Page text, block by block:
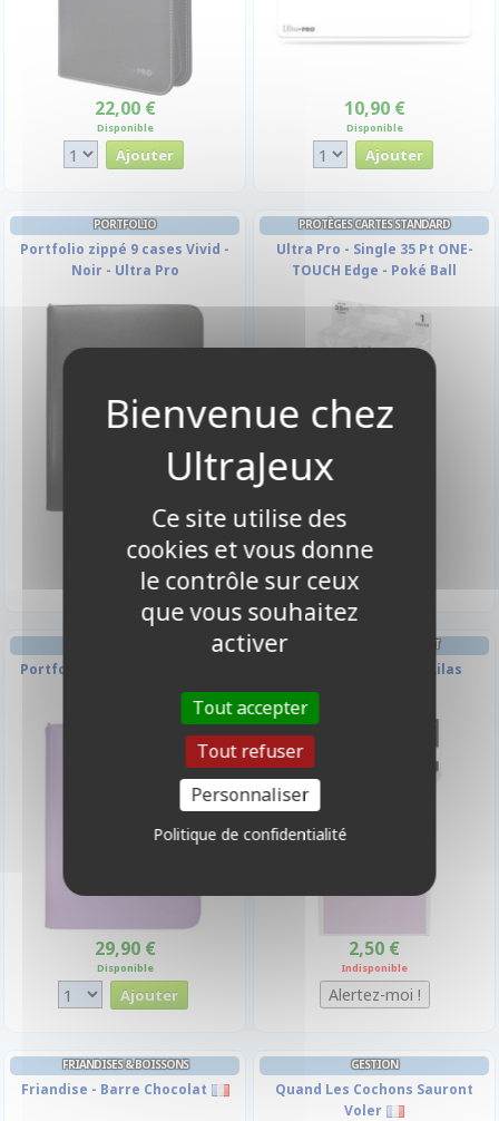
22,00 €
Disponible
10,90 €
Disponible
PORTFOLIO
Portfolio zippé 9 cases Vivid -
Noir - Ultra Pro
29,90 €
Disponible
PROTÈGES CARTES STANDARD
Ultra Pro - Single 35 Pt ONE-
TOUCH Edge - Poké Ball
Disponible
Portfolio zippé 9 cases Vivid -
Violet - Ultra Pro
29,90 €
Disponible
DECK BOX ET RANGEMENT
Deck Box Ultrapro - Lilas
2,50 €
Indisponible
FRIANDISES & BOISSONS
Friandise - Barre Chocolat
GESTION
Quand Les Cochons Sauront
Voler
Ce site utilise des
cookies et vous donne
le contrôle sur ceux
que vous souhaitez
activer
Tout accepter
Tout refuser
Personnaliser
Politique de confidentialité